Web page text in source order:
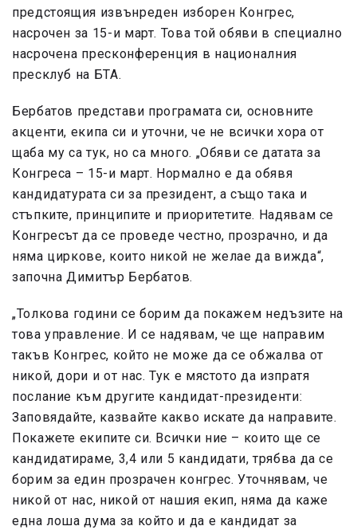
предстоящия извънреден изборен Конгрес,
насрочен за 15-и март. Това той обяви в специално
насрочена пресконференция в националния
пресклуб на БТА.
Бербатов представи програмата си, основните
акценти, екипа си и уточни, че не всички хора от
щаба му са тук, но са много. „Обяви се датата за
Конгреса – 15-и март. Нормално е да обявя
кандидатурата си за президент, а също така и
стъпките, принципите и приоритетите. Надявам се
Конгресът да се проведе честно, прозрачно, и да
няма циркове, които никой не желае да вижда“,
започна Димитър Бербатов.
„Толкова години се борим да покажем недъзите на
това управление. И се надявам, че ще направим
такъв Конгрес, който не може да се обжалва от
никой, дори и от нас. Тук е мястото да изпратя
послание към другите кандидат-президенти:
Заповядайте, казвайте какво искате да направите.
Покажете екипите си. Всички ние – които ще се
кандидатираме, 3,4 или 5 кандидати, трябва да се
борим за един прозрачен конгрес. Уточнявам, че
никой от нас, никой от нашия екип, няма да каже
една лоша дума за който и да е кандидат за